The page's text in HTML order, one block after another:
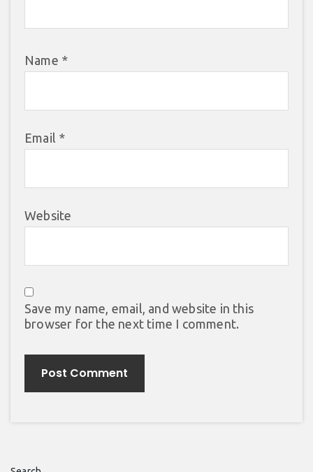
Name *
Email *
Website
Save my name, email, and website in this
browser for the next time I comment.